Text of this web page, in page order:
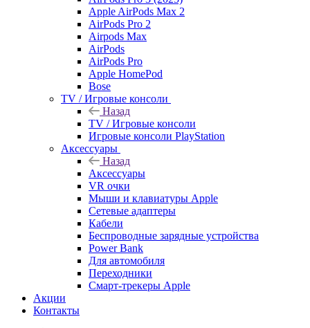
Apple AirPods Max 2
AirPods Pro 2
Airpods Max
AirPods
AirPods Pro
Apple HomePod
Bose
TV / Игровые консоли
Назад
TV / Игровые консоли
Игровые консоли PlayStation
Аксессуары
Назад
Аксессуары
VR очки
Мыши и клавиатуры Apple
Сетевые адаптеры
Кабели
Беспроводные зарядные устройства
Power Bank
Для автомобиля
Переходники
Смарт-трекеры Apple
Акции
Контакты